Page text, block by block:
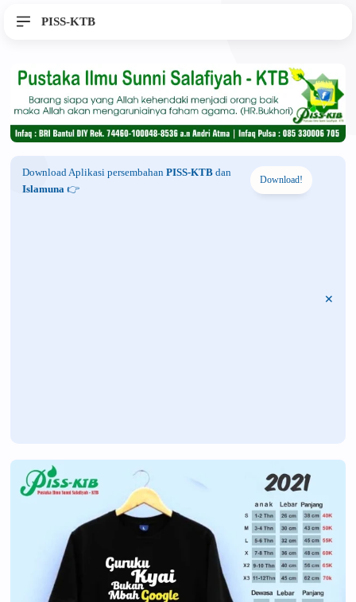
PISS-KTB
Download Aplikasi persembahan PISS-KTB dan
Islamuna 👉
Download!